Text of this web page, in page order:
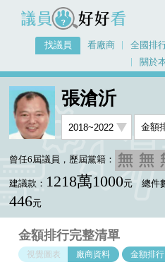
議員好好看
找議員 看廠商 全國排
關於
首頁 找議員
張滄沂
曾任6屆議員，歷屆黨籍：
建議款： 1218萬1000元 總件
446元
金額排行完整清單
視覺圖表 廠商資料 金額排行